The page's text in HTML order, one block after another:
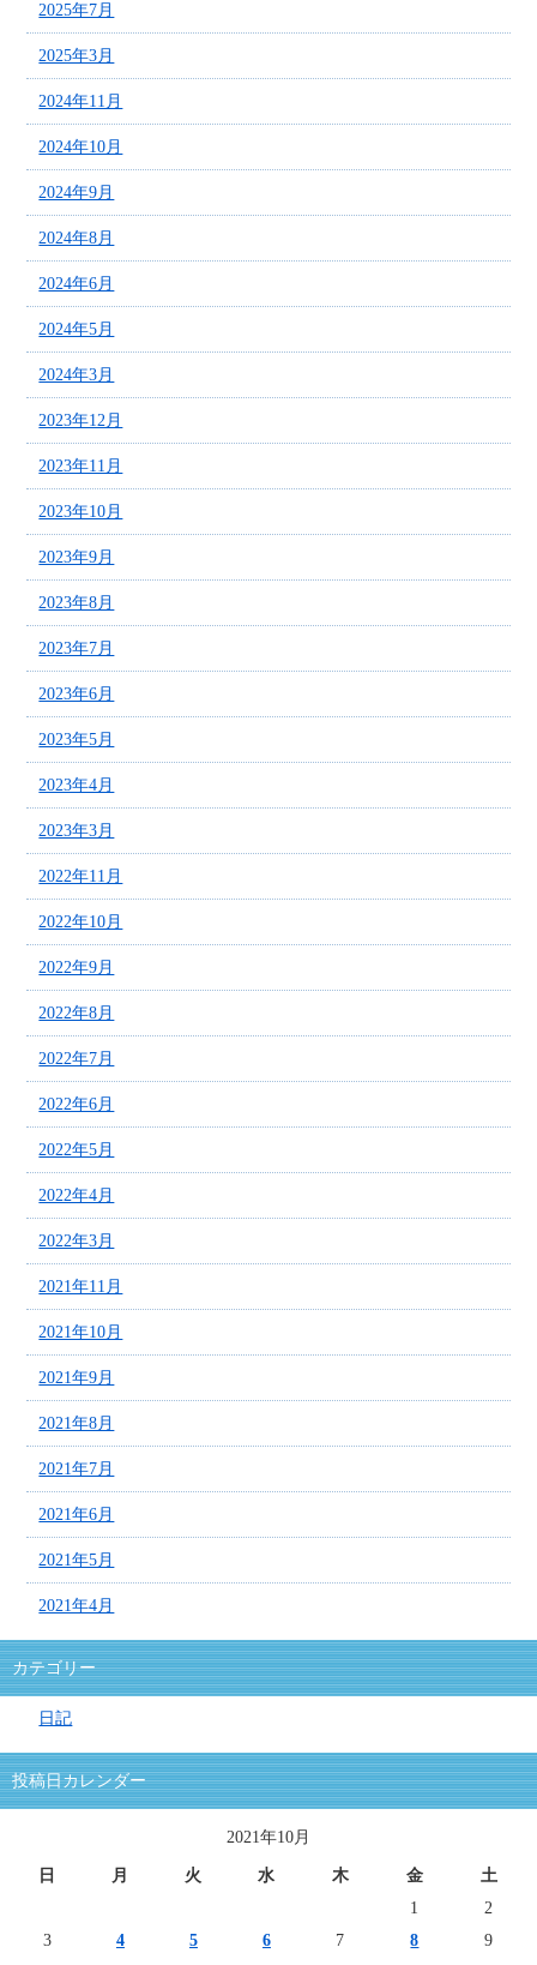
2025年7月
2025年3月
2024年11月
2024年10月
2024年9月
2024年8月
2024年6月
2024年5月
2024年3月
2023年12月
2023年11月
2023年10月
2023年9月
2023年8月
2023年7月
2023年6月
2023年5月
2023年4月
2023年3月
2022年11月
2022年10月
2022年9月
2022年8月
2022年7月
2022年6月
2022年5月
2022年4月
2022年3月
2021年11月
2021年10月
2021年9月
2021年8月
2021年7月
2021年6月
2021年5月
2021年4月
カテゴリー
日記
投稿日カレンダー
2021年10月
日 月 火 水 木 金
土
1
2
3
4 5 6 7 8
9